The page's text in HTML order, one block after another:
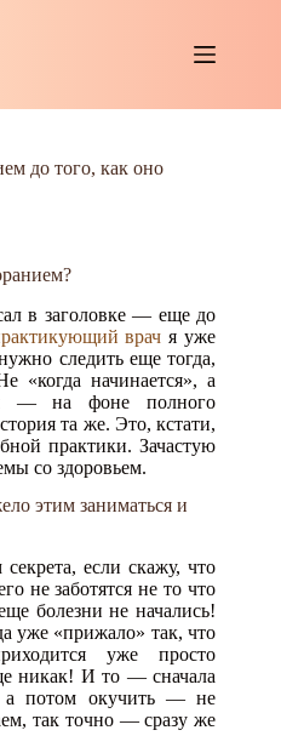
до того, как оно
в заголовке — еще до
врач я уже
следить еще тогда,
«когда начинается», а
— на фоне полного
та же. Это, кстати,
практики. Зачастую
со здоровьем.
этим заниматься и
если скажу, что
не заботятся не то что
болезни не начались!
уже «прижало» так, что
уже просто
никак! И то — сначала
а потом окучить — не
так точно — сразу же